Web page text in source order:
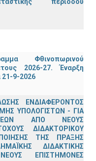
Φθινοπωρινού
2026-27. Έναρξη
9-2026
ΕΝΔΙΑΦΕΡΟΝΤΟΣ
ΥΠΟΛΟΓΙΣΤΩΝ - ΓΙΑ
ΑΠΟ ΝΕΟΥΣ
ΔΙΔΑΚΤΟΡΙΚΟΥ
ΤΗΣ ΠΡΑΞΗΣ
ΔΙΔΑΚΤΙΚΗΣ
ΕΠΙΣΤΗΜΟΝΕΣ